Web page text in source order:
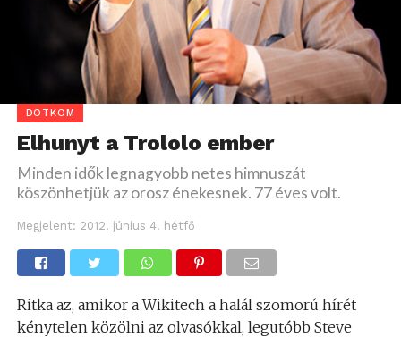
DOTKOM
Elhunyt a Trololo ember
Minden idők legnagyobb netes himnuszát
köszönhetjük az orosz énekesnek. 77 éves volt.
Megjelent: 2012. június 4. hétfő
Ritka az, amikor a Wikitech a halál szomorú hírét
kénytelen közölni az olvasókkal, legutóbb Steve